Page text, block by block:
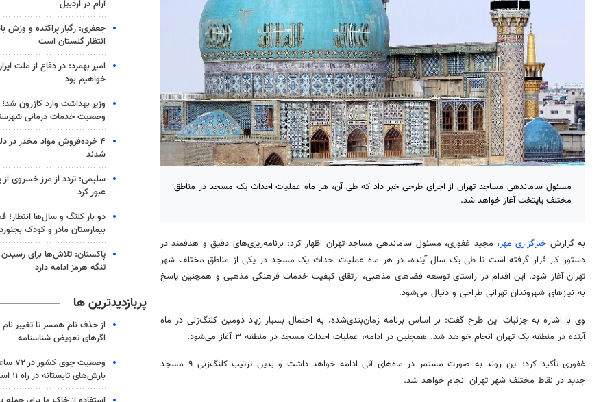
مسئول ساماندهی مساجد تهران از اجرای طرحی خبر داد که طی آن، هر ماه عملیات احداث یک مسجد در مناطق
مختلف پایتخت آغاز خواهد شد.
به گزارش خبرگزاری مهر، مجید غفوری، مسئول ساماندهی مساجد تهران اظهار کرد: برنامه‌ریزی‌های دقیق و هدفمند در
دستور کار قرار گرفته است تا طی یک سال آینده، در هر ماه عملیات احداث یک مسجد در یکی از مناطق مختلف شهر
تهران آغاز شود. این اقدام در راستای توسعه فضاهای مذهبی، ارتقای کیفیت خدمات فرهنگی مذهبی و همچنین پاسخ
به نیازهای شهروندان تهرانی طراحی و دنبال می‌شود.
وی با اشاره به جزئیات این طرح گفت: بر اساس برنامه زمان‌بندی‌شده، به احتمال بسیار زیاد دومین کلنگ‌زنی در ماه
آینده در منطقه یک تهران انجام خواهد شد. همچنین در ادامه، عملیات احداث مسجد در منطقه ۳ آغاز می‌شود.
غفوری تأکید کرد: این روند به صورت مستمر در ماه‌های آتی ادامه خواهد داشت و بدین ترتیب کلنگ‌زنی ۹ مسجد
جدید در نقاط مختلف شهر تهران انجام خواهد شد.
آرام در اردبیل
جعفری: رگبار پراکنده و وزش
انتظار گلستان است
امیر بهمرد: در دفاع از ملت
خواهیم بود
وزیر بهداشت وارد کازرون
وضعیت خدمات درمانی
۴ خرده‌فروش مواد مخدر در
شدند
سلیمی: تردد از مرز خسروی از
عبور کرد
دو بار کلنگ و سال‌ها انتظار؛
بیمارستان مادر و کودک بجنورد
پاکستان: تلاش‌ها برای رسیدن
تنگه هرمز ادامه دارد
پربازدیدترین ها
از حذف نام همسر تا تغییر نام
اگرهای تعویض شناسنامه
وضعیت
بارش‌های تابستانه در راه ۱۱ استان